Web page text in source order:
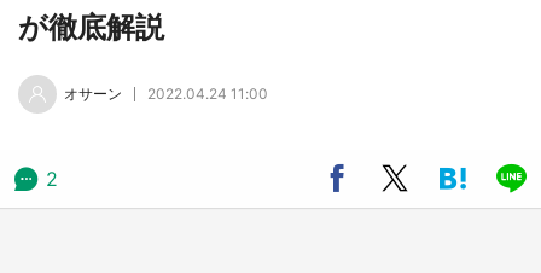
ラプラス・ダークネスが栃木県を征服！？ 県
公式プロモ動画で「聖地」が生産されてます
の「猫猫像」も【8／1～10／26】
が徹底解説
オサーン 2022.04.24 11:00
2